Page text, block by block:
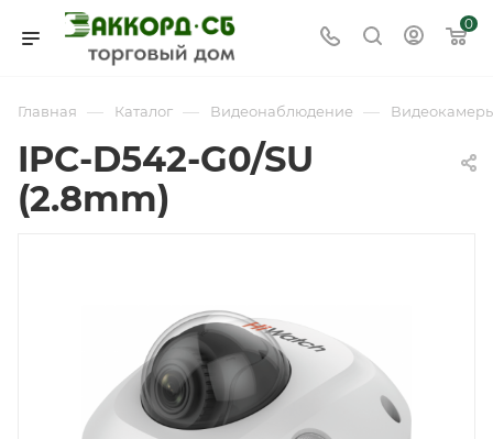
0
Главная — Каталог — Видеонаблюдение —
IPC-D542-G0/SU
(2.8mm)